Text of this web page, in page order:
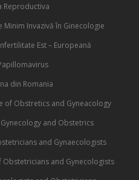
Reproductiva
Minim Invazivă în Ginecologie
Est – Europeană
din Romania
of Obstretics and Gyneacology
and Obstetrics
and Gynaecologists
Obstetricians and Gynecologists